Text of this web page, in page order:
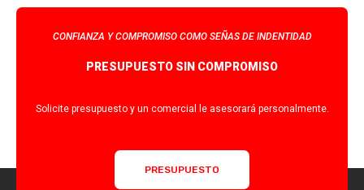
CONFIANZA Y COMPROMISO COMO SEÑAS DE INDENTIDAD
PRESUPUESTO SIN COMPROMISO
Solicite presupuesto y un comercial le asesorará personalmente.
PRESUPUESTO